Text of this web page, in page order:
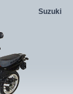
Suzuki